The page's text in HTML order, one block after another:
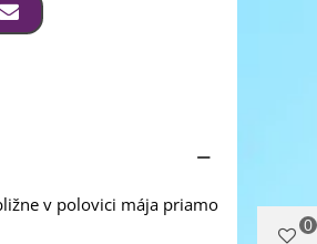
v polovici mája priamo
0